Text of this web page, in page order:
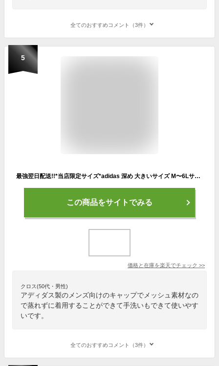
全てのおすすめコメント（3件）
5
最強翌日配送!!*当店限定サイズ*adidas 深め 大きいサイズ M〜6Lサイズ ライト メッシュキャップ 65cm 64cm 63cm 62cm 61cm 60cm 59cm 58cm 57cm ビッグサイズ 野球帽 手洗い 紫外線対策 UVケア 日よけ メンズ 男性 紳士 父の日 男女兼用 アディダス 231-011002 帽子 あす楽
この商品をサイトでみる
価格と在庫を楽天でチェック >>
クロス(50代・男性)
アディダス製のメンズ向けのキャップでメッシュ素材なの
で蒸れずに着用することができて手洗いもできて使いやす
いです。
全てのおすすめコメント（3件）